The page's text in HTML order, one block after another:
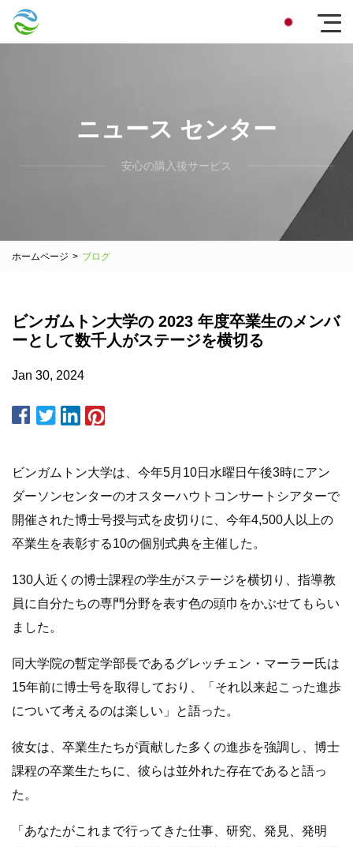
ニュース センター
安心の購入後サービス
ホームページ > ブログ
ビンガムトン大学の 2023 年度卒業生のメンバ
ーとして数千人がステージを横切る
Jan 30, 2024
ビンガムトン大学は、今年5月10日水曜日午後3時にアン
ダーソンセンターのオスターハウトコンサートシアターで
開催された博士号授与式を皮切りに、今年4,500人以上の
卒業生を表彰する10の個別式典を主催した。
130人近くの博士課程の学生がステージを横切り、指導教
員に自分たちの専門分野を表す色の頭巾をかぶせてもらい
ました。
同大学院の暫定学部長であるグレッチェン・マーラー氏は
15年前に博士号を取得しており、「それ以来起こった進歩
について考えるのは楽しい」と語った。
彼女は、卒業生たちが貢献した多くの進歩を強調し、博士
課程の卒業生たちに、彼らは並外れた存在であると語っ
た。
「あなたがこれまで行ってきた仕事、研究、発見、発明